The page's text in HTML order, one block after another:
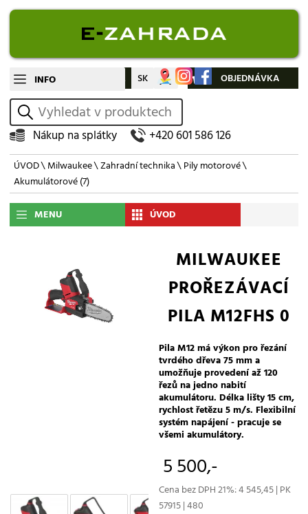
INFO CZ SK Můj účet OBJEDNÁVKA
vyhledat
Nákup na splátky +420 601 586 126
ÚVOD\Milwaukee\Zahradní technika\Pily motorové\
Akumulátorové(7)
MENU ÚVOD
MILWAUKEE
PROŘEZÁVACÍ
PILA M12FHS 0
Pila M12 má výkon pro řezání
tvrdého dřeva 75 mm a
umožňuje provedení až 120
řezů na jedno nabití
akumulátoru. Délka lišty 15 cm,
rychlost řetězu 5 m/s. Flexibilní
systém napájení - pracuje se
všemi akumulátory.
5 500,-
Cena bez DPH 21%: 4 545,45 | PK
57915 | 480